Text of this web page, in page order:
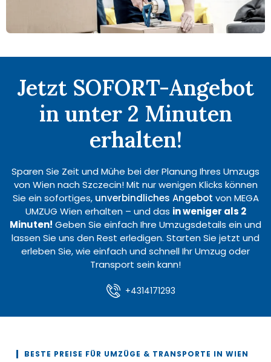
Jetzt SOFORT-Angebot
in unter 2 Minuten
erhalten!
Sparen Sie Zeit und Mühe bei der Planung Ihres Umzugs
von Wien nach Szczecin! Mit nur wenigen Klicks können
Sie ein sofortiges, unverbindliches Angebot von MEGA
UMZUG Wien erhalten – und das in weniger als 2
Minuten! Geben Sie einfach Ihre Umzugsdetails ein und
lassen Sie uns den Rest erledigen. Starten Sie jetzt und
erleben Sie, wie einfach und schnell Ihr Umzug oder
Transport sein kann!
+4314171293
BESTE PREISE FÜR UMZÜGE & TRANSPORTE IN WIEN